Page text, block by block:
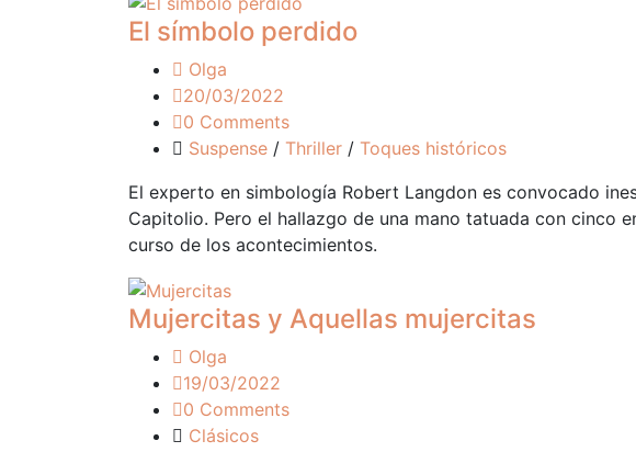
El símbolo perdido
Olga
20/03/2022
0 Comments
Suspense / Thriller / Toques históricos
El experto en simbología Robert Langdon es convocado
Capitolio. Pero el hallazgo de una mano tatuada con cinco
curso de los acontecimientos.
Mujercitas y Aquellas mujercitas
Olga
19/03/2022
0 Comments
Clásicos